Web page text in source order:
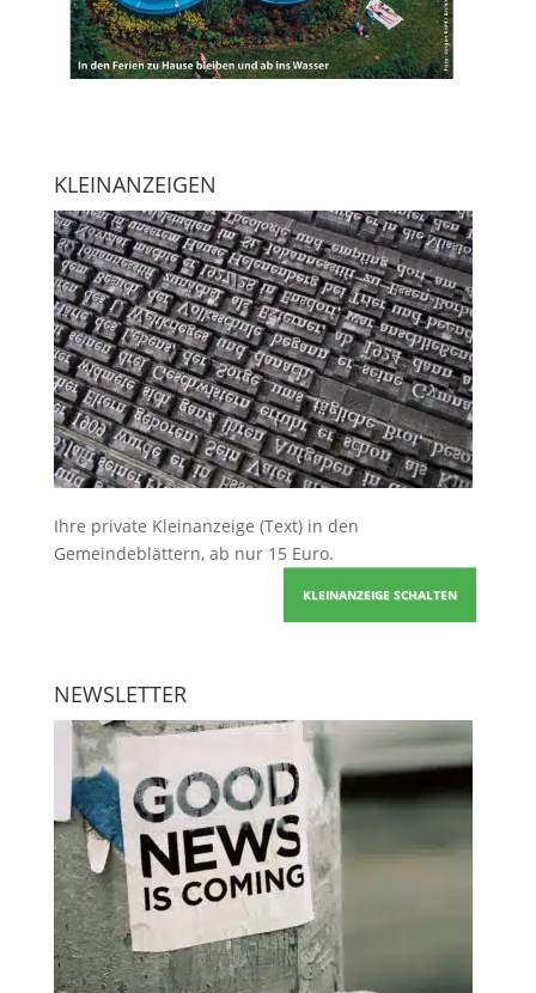
KLEINANZEIGEN
Ihre private Kleinanzeige (Text) in den
Gemeindeblättern, ab nur 15 Euro.
KLEINANZEIGE SCHALTEN
NEWSLETTER